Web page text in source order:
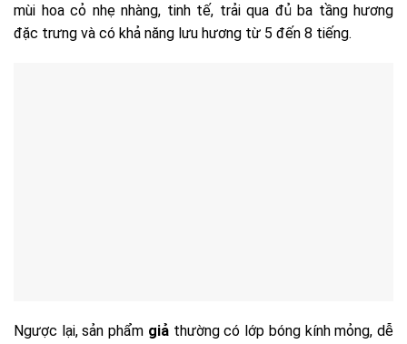
mùi hoa cỏ nhẹ nhàng, tinh tế, trải qua đủ ba tầng hương
đặc trưng và có khả năng lưu hương từ 5 đến 8 tiếng.
Ngược lại, sản phẩm giảthường có lớp bóng kính mỏng, dễ